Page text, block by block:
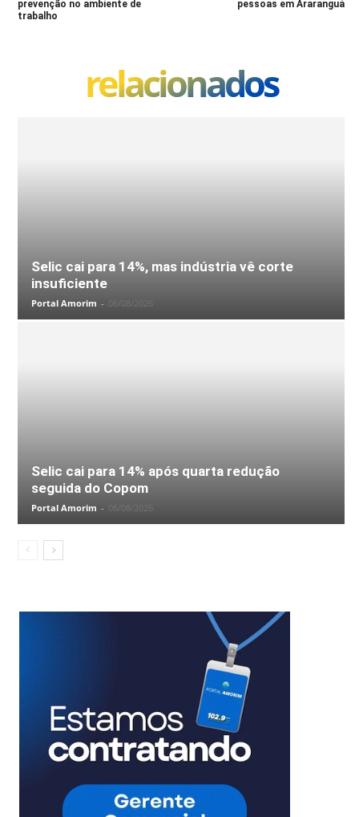
prevenção no ambiente de
trabalho
pessoas em Araranguá
relacionados
Selic cai para 14%, mas indústria vê corte
insuficiente
Portal Amorim - 06/08/2026
Selic cai para 14% após quarta redução
seguida do Copom
Portal Amorim - 06/08/2026